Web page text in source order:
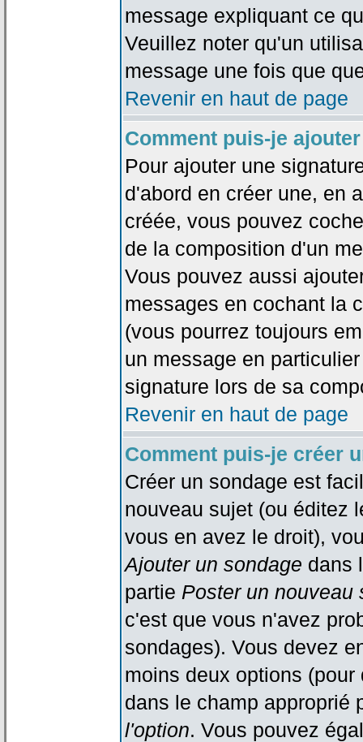
message expliquant ce
Veuillez noter qu'un
message une fois que
Revenir en haut de page
Comment puis-je
Pour ajouter une
d'abord en créer une, en
créée, vous pouvez
de la composition d'un
Vous pouvez aussi
messages en cochant la
(vous pourrez toujours
un message en
signature lors de sa
Revenir en haut de page
Comment puis-je créer
Créer un sondage est
nouveau sujet (ou éditez
vous en avez le droit),
Ajouter un sondage dans
partie Poster un nouveau
c'est que vous n'avez
sondages). Vous devez
moins deux options
dans le champ
l'option. Vous pouvez